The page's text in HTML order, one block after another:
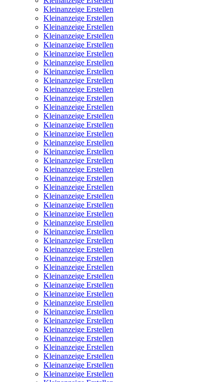
Kleinanzeige Erstellen
Kleinanzeige Erstellen
Kleinanzeige Erstellen
Kleinanzeige Erstellen
Kleinanzeige Erstellen
Kleinanzeige Erstellen
Kleinanzeige Erstellen
Kleinanzeige Erstellen
Kleinanzeige Erstellen
Kleinanzeige Erstellen
Kleinanzeige Erstellen
Kleinanzeige Erstellen
Kleinanzeige Erstellen
Kleinanzeige Erstellen
Kleinanzeige Erstellen
Kleinanzeige Erstellen
Kleinanzeige Erstellen
Kleinanzeige Erstellen
Kleinanzeige Erstellen
Kleinanzeige Erstellen
Kleinanzeige Erstellen
Kleinanzeige Erstellen
Kleinanzeige Erstellen
Kleinanzeige Erstellen
Kleinanzeige Erstellen
Kleinanzeige Erstellen
Kleinanzeige Erstellen
Kleinanzeige Erstellen
Kleinanzeige Erstellen
Kleinanzeige Erstellen
Kleinanzeige Erstellen
Kleinanzeige Erstellen
Kleinanzeige Erstellen
Kleinanzeige Erstellen
Kleinanzeige Erstellen
Kleinanzeige Erstellen
Kleinanzeige Erstellen
Kleinanzeige Erstellen
Kleinanzeige Erstellen
Kleinanzeige Erstellen
Kleinanzeige Erstellen
Kleinanzeige Erstellen